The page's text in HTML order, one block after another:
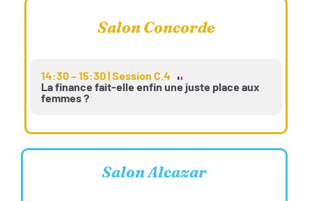
Salon Concorde
14:30 – 15:30 | Session C.4
La finance fait-elle enfin une juste place aux
femmes ?
Salon Alcazar